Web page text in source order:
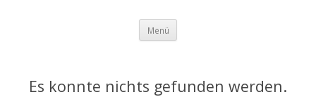
Menü
Es konnte nichts gefunden werden.